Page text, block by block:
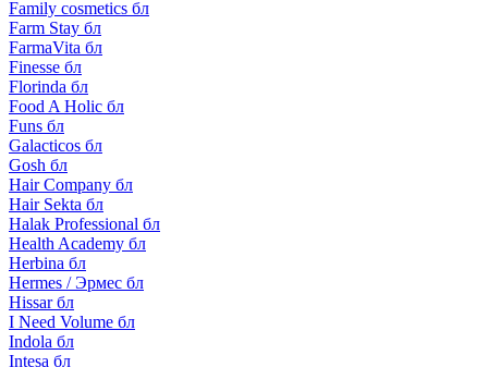
Family cosmetics бл
Farm Stay бл
FarmaVita бл
Finesse бл
Florinda бл
Food A Holic бл
Funs бл
Galacticos бл
Gosh бл
Hair Company бл
Hair Sekta бл
Halak Professional бл
Health Academy бл
Herbina бл
Hermes / Эрмес бл
Hissar бл
I Need Volume бл
Indola бл
Intesa бл